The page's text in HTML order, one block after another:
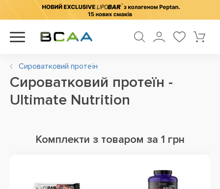
Сироватковий протеїн
Сироватковий протеїн -
Ultimate Nutrition
Комплекти з товаром за 1 грн